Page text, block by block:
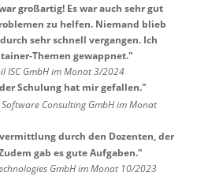
großartig! Es war auch sehr gut
zu helfen. Niemand blieb
sehr schnell vergangen. Ich
Themen gewappnet."
ISC GmbH im Monat 3/2024
Schulung hat mir gefallen."
Consulting GmbH im Monat
durch den Dozenten, der
gab es gute Aufgaben."
GmbH im Monat 10/2023